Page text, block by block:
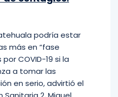
podría estar
más en “fase
COVID-19 si la
a tomar las
en serio, advirtió el